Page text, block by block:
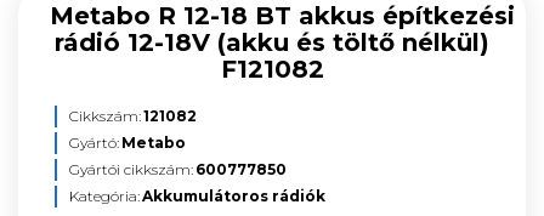
Metabo R 12-18 BT akkus építkezési
rádió 12-18V (akku és töltő nélkül)
F121082
Cikkszám:121082
Gyártó: Metabo
Gyártói cikkszám: 600777850
Kategória:Akkumulátoros rádiók